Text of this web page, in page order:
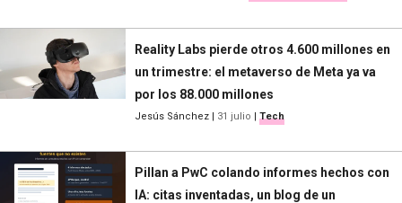
Reality Labs pierde otros 4.600 millones en
un trimestre: el metaverso de Meta ya va
por los 88.000 millones
Jesús Sánchez | 31 julio | Tech
Pillan a PwC colando informes hechos con
IA: citas inventadas, un blog de un